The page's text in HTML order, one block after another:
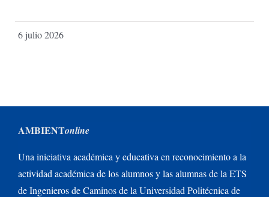
6 julio 2026
AMBIENTonline
Una iniciativa académica y educativa en reconocimiento a la
actividad académica de los alumnos y las alumnas de la ETS
de Ingenieros de Caminos de la Universidad Politécnica de